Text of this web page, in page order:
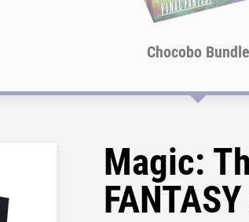
Chocobo Bundle
Magic: